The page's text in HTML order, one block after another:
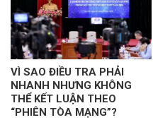
VÌ SAO ĐIỀU TRA PHẢI
NHANH NHƯNG KHÔNG
THỂ KẾT LUẬN THEO
“PHIÊN TÒA MẠNG”?